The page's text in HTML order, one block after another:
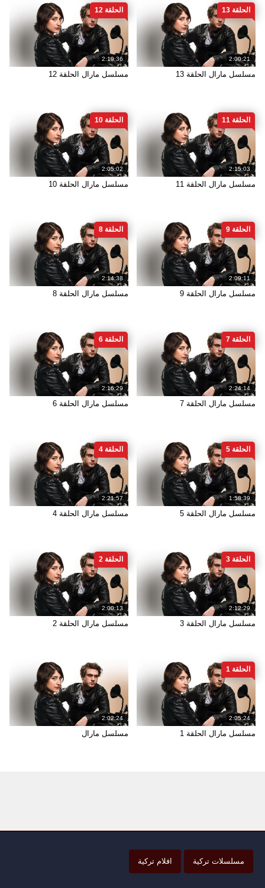
2:00:21
الحلقة 13
مسلسل مارال الحلقة 13
2:19:36
الحلقة 12
مسلسل مارال الحلقة 12
2:15:03
الحلقة 11
مسلسل مارال الحلقة 11
2:05:02
الحلقة 10
مسلسل مارال الحلقة 10
2:09:11
الحلقة 9
مسلسل مارال الحلقة 9
2:14:38
الحلقة 8
مسلسل مارال الحلقة 8
2:24:14
الحلقة 7
مسلسل مارال الحلقة 7
2:16:29
الحلقة 6
مسلسل مارال الحلقة 6
1:58:39
الحلقة 5
مسلسل مارال الحلقة 5
2:21:57
الحلقة 4
مسلسل مارال الحلقة 4
2:12:29
الحلقة 3
مسلسل مارال الحلقة 3
2:00:13
الحلقة 2
مسلسل مارال الحلقة 2
2:05:24
الحلقة 1
مسلسل مارال الحلقة 1
2:02:24
مسلسل مارال
مسلسلات تركية افلام تركية